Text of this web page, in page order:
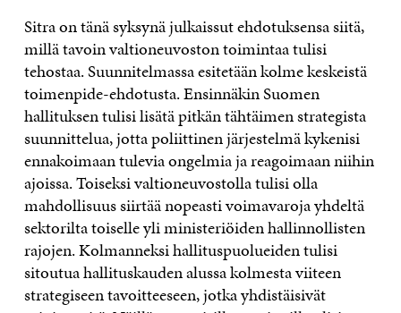
Sitra on tänä syksynä julkaissut ehdotuksensa siitä,
millä tavoin valtioneuvoston toimintaa tulisi
tehostaa. Suunnitelmassa esitetään kolme keskeistä
toimenpide-ehdotusta. Ensinnäkin Suomen
hallituksen tulisi lisätä pitkän tähtäimen strategista
suunnittelua, jotta poliittinen järjestelmä kykenisi
ennakoimaan tulevia ongelmia ja reagoimaan niihin
ajoissa. Toiseksi valtioneuvostolla tulisi olla
mahdollisuus siirtää nopeasti voimavaroja yhdeltä
sektorilta toiselle yli ministeriöiden hallinnollisten
rajojen. Kolmanneksi hallituspuolueiden tulisi
sitoutua hallituskauden alussa kolmesta viiteen
strategiseen tavoitteeseen, jotka yhdistäisivät